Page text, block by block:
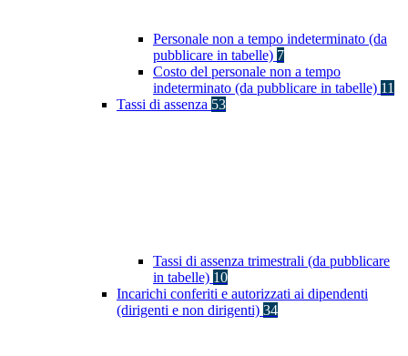
Personale non a tempo indeterminato (da
pubblicare in tabelle) 7
Costo del personale non a tempo
indeterminato (da pubblicare in tabelle) 11
Tassi di assenza 53
Tassi di assenza trimestrali (da pubblicare
in tabelle) 10
Incarichi conferiti e autorizzati ai dipendenti
(dirigenti e non dirigenti) 34